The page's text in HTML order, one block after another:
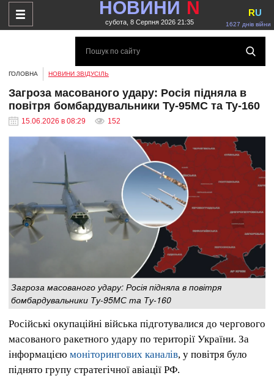
НОВИНИ N
субота, 8 Серпня 2026 21:35 1627 днів війни
RU
ГОЛОВНА НОВИНИ ЗВІДУСІЛЬ
Загроза масованого удару: Росія підняла в
повітря бомбардувальники Ту-95МС та Ту-160
15.06.2026 в 08:29 152
Загроза масованого удару: Росія підняла в повітря
бомбардувальники Ту-95МС та Ту-160
Російські окупаційні війська підготувалися до чергового
масованого ракетного удару по території України. За
інформацією моніторингових каналів, у повітря було
піднято групу стратегічної авіації РФ.